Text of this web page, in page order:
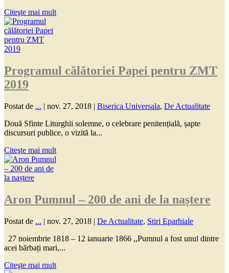
Citeşte mai mult
Programul călătoriei Papei pentru ZMT
2019
Postat de ... | nov. 27, 2018 | Biserica Universala, De Actualitate
Două Sfinte Liturghii solemne, o celebrare penitențială, șapte
discursuri publice, o vizită la...
Citeşte mai mult
Aron Pumnul – 200 de ani de la naștere
Postat de ... | nov. 27, 2018 | De Actualitate, Stiri Eparhiale
27 noiembrie 1818 – 12 ianuarie 1866 ,,Pumnul a fost unul dintre
acei bărbați mari,...
Citeşte mai mult